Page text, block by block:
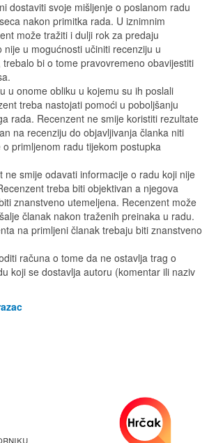
dostaviti svoje mišljenje o poslanom radu
nakon primitka rada. U iznimnim
može tražiti i dulji rok za predaju
nije u mogućnosti učiniti recenziju u
bi o tome pravovremeno obavijestiti
u onome obliku u kojemu su ih poslali
treba nastojati pomoći u poboljšanju
rada. Recenzent ne smije koristiti rezultate
na recenziju do objavljivanja članka niti
primljenom radu tijekom postupka
ne smije odavati informacije o radu koji nije
treba biti objektivan a njegova
znanstveno utemeljena. Recenzent može
članak nakon traženih preinaka u radu.
na primljeni članak trebaju biti znanstveno
računa o tome da ne ostavlja trag o
koji se dostavlja autoru (komentar ili naziv